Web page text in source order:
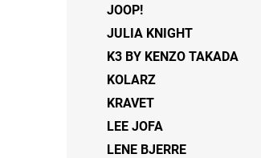
JOOP!
JULIA KNIGHT
K3 BY KENZO TAKADA
KOLARZ
KRAVET
LEE JOFA
LENE BJERRE